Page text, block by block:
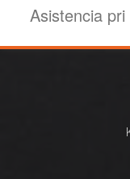
Asistencia